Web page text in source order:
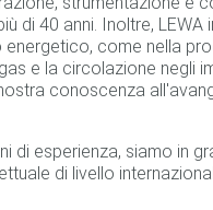
di 40 anni. Inoltre, LEWA
come nella
e la circolazione negli
conoscenza
di esperienza, siamo in
di livello